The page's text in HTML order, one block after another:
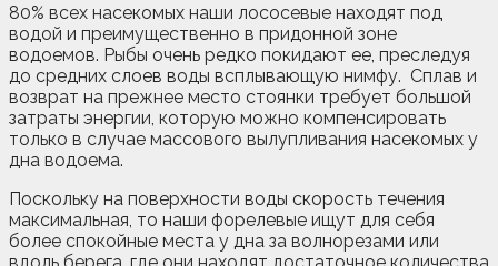
80% всех насекомых наши лососевые находят под
водой и преимущественно в придонной зоне
водоемов. Рыбы очень редко покидают ее, преследуя
до средних слоев воды всплывающую нимфу. Сплав и
возврат на прежнее место стоянки требует большой
затраты энергии, которую можно компенсировать
только в случае массового вылупливания насекомых у
дна водоема.
Поскольку на поверхности воды скорость течения
максимальная, то наши форелевые ищут для себя
более спокойные места у дна за волнорезами или